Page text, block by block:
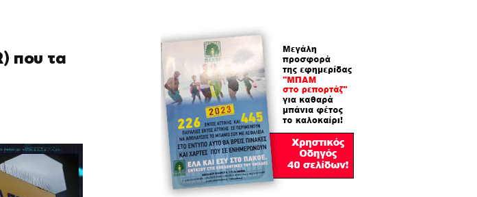
που τα